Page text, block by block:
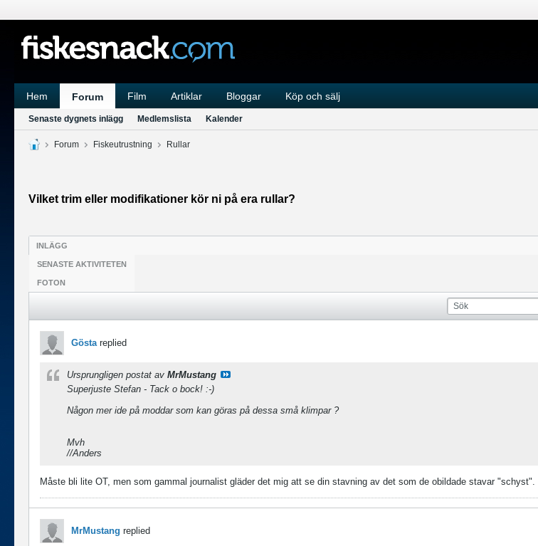
Hem Forum Film Artiklar Bloggar Köp och sälj
Senaste dygnets inlägg Medlemslista Kalender
Forum Fiskeutrustning Rullar
Vilket trim eller modifikationer kör ni på era rullar?
INLÄGG
SENASTE AKTIVITETEN
FOTON
Göstareplied
Ursprungligen postat av MrMustang
Superjuste Stefan - Tack o bock! :-)
Någon mer ide på moddar som kan göras på dessa små klimpar ?
Mvh
//Anders
Måste bli lite OT, men som gammal journalist gläder det mig att se din stavning av det som de obildade stavar "schyst".
MrMustang replied